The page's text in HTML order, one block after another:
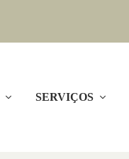
SERVIÇOS